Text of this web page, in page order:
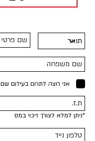
אני רוצה לתרום בעילום שם
*ניתן למלא לצורך זיכוי במס